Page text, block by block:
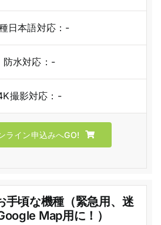
日本語対応：-
防水対応：-
撮影対応：-
ライン申込みへGO!
手頃な機種（緊急用、迷
Map用に！）